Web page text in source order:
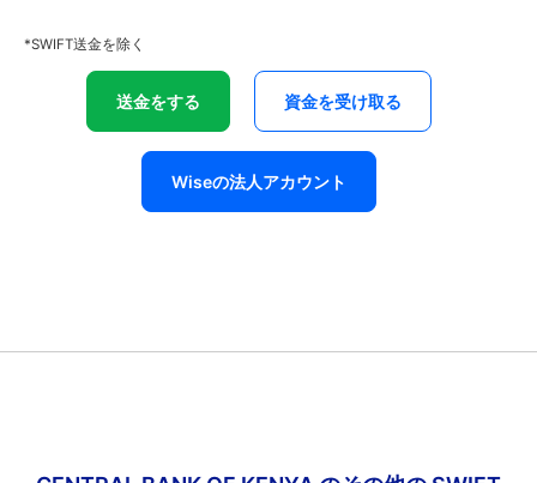
*SWIFT送金を除く
送金をする 資金を受け取る
Wiseの法人アカウント